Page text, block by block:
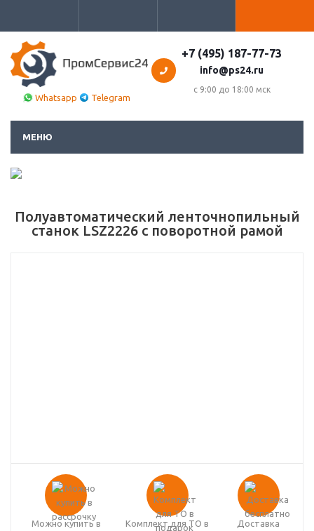
Whatsapp Telegram
+7 (495) 187-77-73
info@ps24.ru
с 9:00 до 18:00 мск
МЕНЮ
Полуавтоматический ленточнопильный
станок LSZ2226 с поворотной рамой
Можно купить в
Комплект для ТО в
Доставка